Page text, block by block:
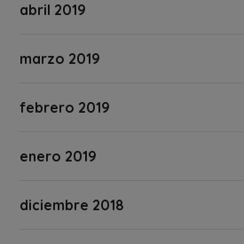
abril 2019
marzo 2019
febrero 2019
enero 2019
diciembre 2018